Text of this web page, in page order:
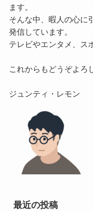
ます。
そんな中、暇人の心に
発信しています。
テレビやエンタメ、ス
これからもどうぞよろ
最近の投稿